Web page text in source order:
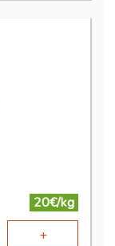
20€/kg
+